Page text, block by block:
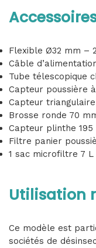
Flexible Ø32 mm –
Câble
Tube télescopique
Capteur poussière
Capteur triangulaire
Brosse ronde 70
Capteur plinthe 195
Filtre panier
1 sac microfiltre 7 L
Utilisation
Ce modèle est
sociétés de